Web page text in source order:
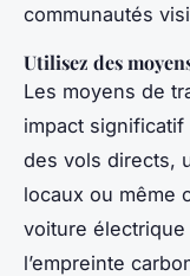
communautés
Utilisez des
Les moyens de
impact significatif
des vols directs,
locaux ou même
voiture
l’empreinte